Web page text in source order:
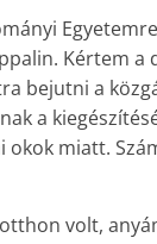
Kértem
bejutni a
a
miatt.
volt,